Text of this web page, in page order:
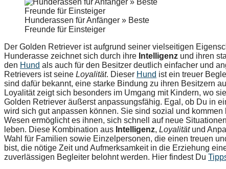
Hunderassen für Anfänger » Beste
Freunde für Einsteiger
Der Golden Retriever ist aufgrund seiner vielseitigen
Hunderasse zeichnet sich durch ihre Intelligenz und ihren
den Hund als auch für den Besitzer deutlich einfacher und
Retrievers ist seine Loyalität. Dieser Hund ist ein treuer
sind dafür bekannt, eine starke Bindung zu ihren Besitzern
Loyalität zeigt sich besonders im Umgang mit Kindern, wo
Golden Retriever äußerst anpassungsfähig. Egal, ob Du in
wird sich gut anpassen können. Sie sind sozial und
Wesen ermöglicht es ihnen, sich schnell auf neue
leben. Diese Kombination aus Intelligenz, Loyalitätund
Wahl für Familien sowie Einzelpersonen, die einen treuen
bist, die nötige Zeit und Aufmerksamkeit in die Erziehung
zuverlässigen Begleiter belohnt werden. Hier findest Du